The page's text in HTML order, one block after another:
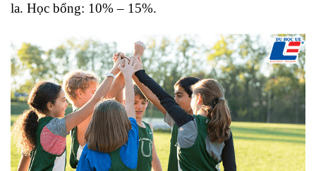
la. Học bổng: 10% – 15%.